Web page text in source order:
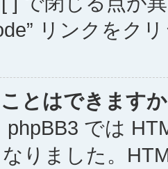
リンクをク
とはできます
phpBB3 では
りました。